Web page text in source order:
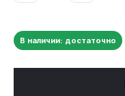
В наличии: достаточно